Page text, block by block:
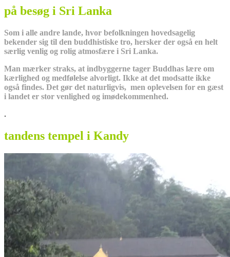
på besøg i Sri Lanka
Som i alle andre lande, hvor befolkningen hovedsagelig
bekender sig til den buddhistiske tro, hersker der også en helt
særlig venlig og rolig atmosfære i Sri Lanka.
Man mærker straks, at indbyggerne tager Buddhas lære om
kærlighed og medfølelse alvorligt. Ikke at det modsatte ikke
også findes. Det gør det naturligvis, men oplevelsen for en gæst
i landet er stor venlighed og imødekommenhed.
.
tandens tempel i Kandy